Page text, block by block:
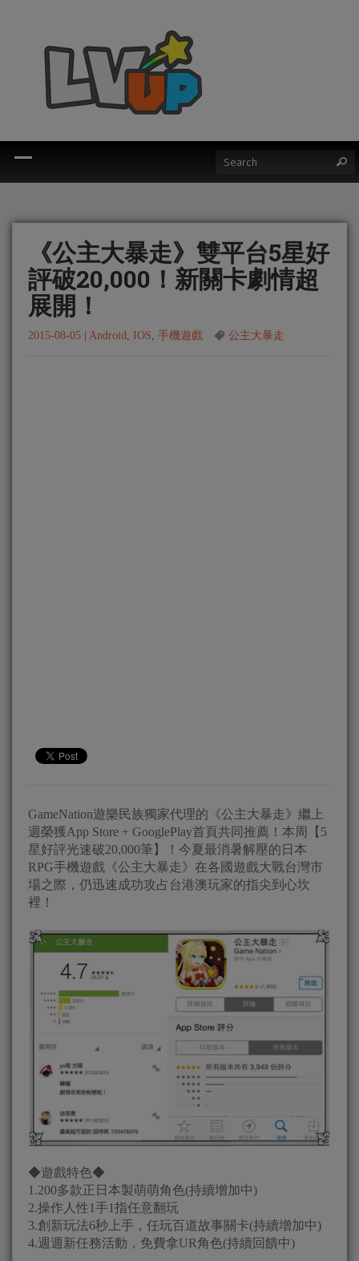
《公主大暴走》雙平台5星好
評破20,000！新關卡劇情超
展開！
2015-08-05 Android, IOS, 手機遊戲 公主大暴走
GameNation遊樂民族獨家代理的《公主大暴走》繼上
週榮獲App Store + GooglePlay首頁共同推薦！本周【5
星好評光速破20,000筆】！今夏最消暑解壓的日本
RPG手機遊戲《公主大暴走》在各國遊戲大戰台灣市
場之際，仍迅速成功攻占台港澳玩家的指尖到心坎
裡！
◆遊戲特色◆
1.200多款正日本製萌萌角色(持續增加中)
2.操作人性1手1指任意翻玩
3.創新玩法6秒上手，任玩百道故事關卡(持續增加中)
4.週週新任務活動，免費拿UR角色(持續回饋中)